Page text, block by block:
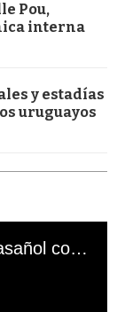
Pou,
interna
y estadías
uruguayos
El mal momento de Yanina Gasañol con un hincha argentino en "Subrayado"